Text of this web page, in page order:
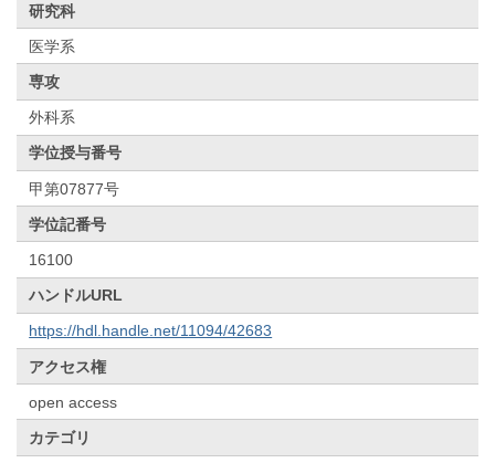
研究科
医学系
専攻
外科系
学位授与番号
甲第07877号
学位記番号
16100
ハンドルURL
https://hdl.handle.net/11094/42683
アクセス権
open access
カテゴリ